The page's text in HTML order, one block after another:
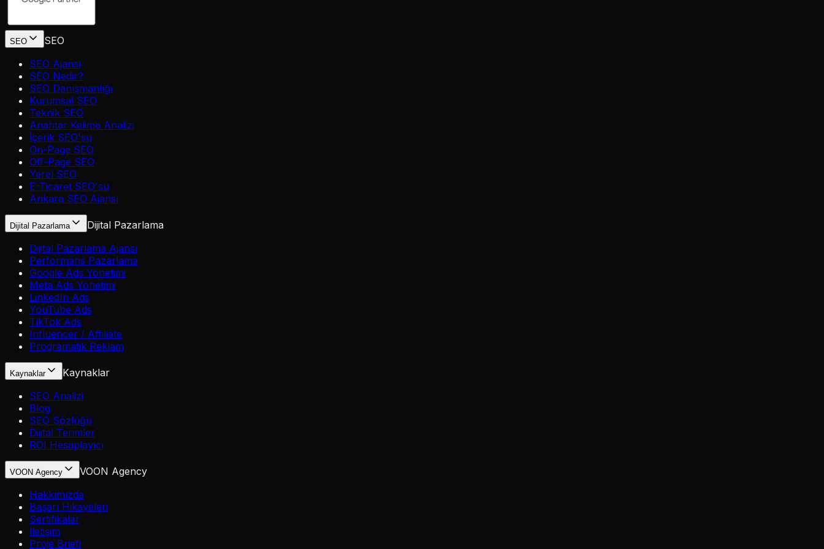
SEO
SEO
SEO Ajansı
SEO Nedir?
SEO Danışmanlığı
Kurumsal SEO
Teknik SEO
Anahtar Kelime Analizi
İçerik SEO'su
On-Page SEO
Off-Page SEO
Yerel SEO
E-Ticaret SEO'su
Ankara SEO Ajansı
Dijital Pazarlama
Dijital Pazarlama
Dijital Pazarlama Ajansı
Performans Pazarlama
Google Ads Yönetimi
Meta Ads Yönetimi
LinkedIn Ads
YouTube Ads
TikTok Ads
Influencer / Affiliate
Programatik Reklam
Kaynaklar
Kaynaklar
SEO Analizi
Blog
SEO Sözlüğü
Dijital Terimler
ROI Hesaplayıcı
VOON Agency
VOON Agency
Hakkımızda
Başarı Hikayeleri
Sertifikalar
İletişim
Proje Briefi